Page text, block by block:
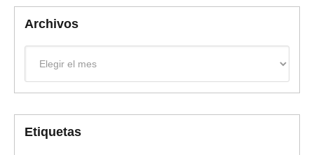
Archivos
Etiquetas